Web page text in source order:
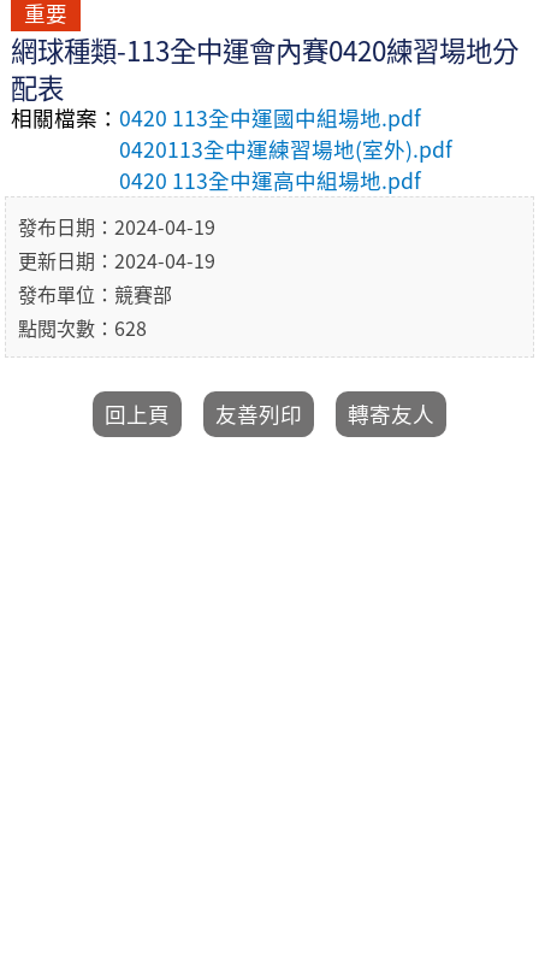
重要
網球種類-113全中運會內賽0420練習場地分
配表
相關檔案： 0420 113全中運國中組場地.pdf
0420113全中運練習場地(室外).pdf
0420 113全中運高中組場地.pdf
發布日期：2024-04-19
更新日期：2024-04-19
發布單位：競賽部
點閱次數：628